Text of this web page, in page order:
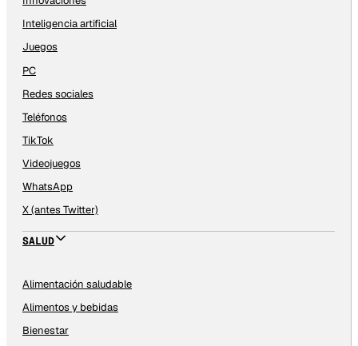
Inteligencia artificial
Juegos
PC
Redes sociales
Teléfonos
TikTok
Videojuegos
WhatsApp
X (antes Twitter)
SALUD
Alimentación saludable
Alimentos y bebidas
Bienestar